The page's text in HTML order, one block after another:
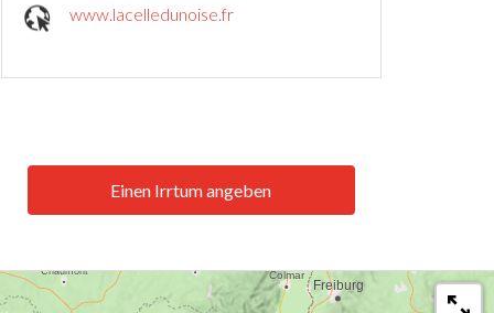
www.lacelledunoise.fr
Einen Irrtum angeben